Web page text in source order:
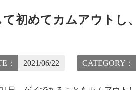
初めてカムアウトし
： 2021/06/22 CATEGORY：